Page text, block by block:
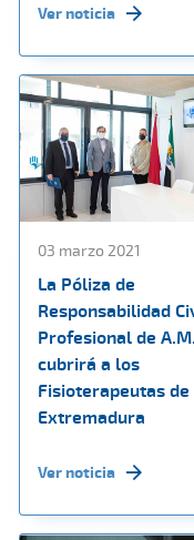
Ver noticia
03 marzo 2021
La Póliza de
Responsabilidad
Profesional de
cubrirá a los
Fisioterapeutas de
Extremadura
Ver noticia